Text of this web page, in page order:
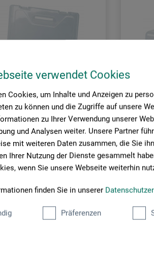
verwendet Cookies
Cookies, um Inhalte und Anzeigen zu
zu können und die Zugriffe auf unsere
zu Ihrer Verwendung unserer
und Analysen weiter. Unsere Partner
mit weiteren Daten zusammen, die Sie
Ihrer Nutzung der Dienste gesammelt
wenn Sie unsere Webseite weiterhin
finden Sie in unserer
Präferenzen
EUR
ars nova